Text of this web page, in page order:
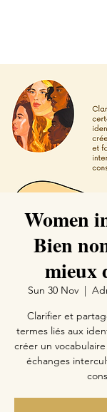
Women
Bien
mieux
Sun 30 Nov
  |
Clarifier et
termes liés aux
créer un
échanges